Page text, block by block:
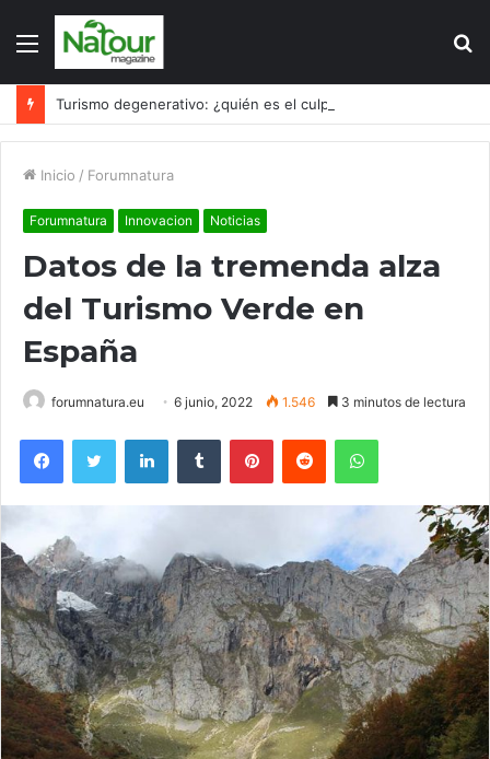
Menú
Inicio / Forumnatura
Forumnatura Innovacion Noticias
Datos de la tremenda alza
del Turismo Verde en
España
forumnatura.eu 6 junio, 2022 1.546 3 minutos de lectura
FacebookTwitter LinkedInTumblr PinterestReddit WhatsApp